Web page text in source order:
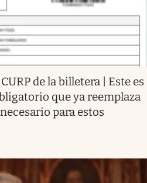
de la billetera | Este es
que ya reemplaza
para estos